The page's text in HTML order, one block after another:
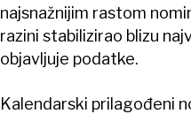
najsnažnijim rastom
razini stabilizirao blizu
objavljuje podatke.
Kalendarski prilagođeni